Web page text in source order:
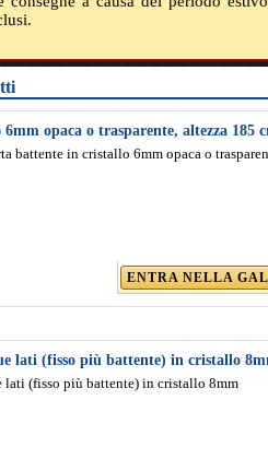
opaca o trasparente, altezza 185
battente in cristallo 6mm opaca o
ENTRA NELLA
lati (fisso più battente) in cristallo
lati (fisso più battente) in cristallo 8mm